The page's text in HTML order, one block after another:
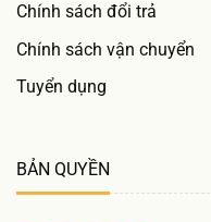
Chính sách đổi trả
Chính sách vận chuyển
Tuyển dụng
BẢN QUYỀN